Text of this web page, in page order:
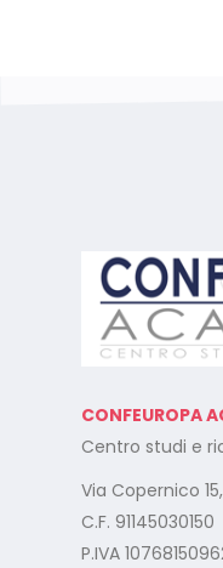
CONFEUROPA
Centro studi e
Via Copernico
C.F. 91145030150
P.IVA
–
Il